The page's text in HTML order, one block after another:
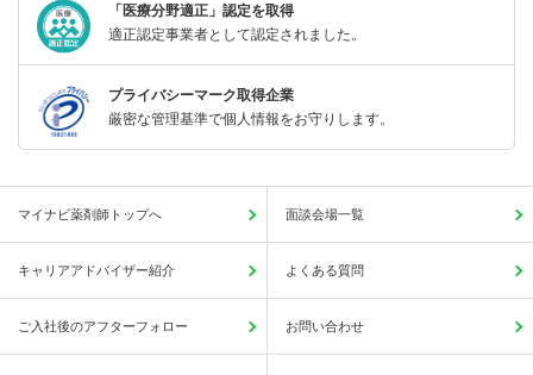
「医療分野適正」認定を取得
適正認定事業者として認定されました。
プライバシーマーク取得企業
厳密な管理基準で個人情報をお守りします。
マイナビ薬剤師トップへ 面談会場一覧
キャリアアドバイザー紹介 よくある質問
ご入社後のアフターフォロー お問い合わせ